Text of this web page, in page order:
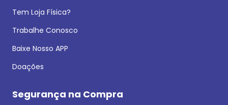
Tem Loja Física?
Trabalhe Conosco
Baixe Nosso APP
Doações
Segurança na Compra